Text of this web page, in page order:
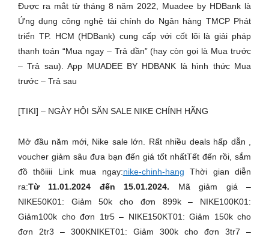
Được ra mắt từ tháng 8 năm 2022, Muadee by HDBank là
Ứng dụng công nghệ tài chính do Ngân hàng TMCP Phát
triển TP. HCM (HDBank) cung cấp với cốt lõi là giải pháp
thanh toán “Mua ngay – Trả dần” (hay còn gọi là Mua trước
– Trả sau). App MUADEE BY HDBANK là hình thức Mua
trước – Trả sau
[TIKI] – NGÀY HỘI SĂN SALE NIKE CHÍNH HÃNG
Mở đầu năm mới, Nike sale lớn. Rất nhiều deals hấp dẫn ,
voucher giảm sâu đưa bạn đến giá tốt nhấtTết đến rồi, sắm
đồ thôiiii Link mua ngay:nike-chinh-hang Thời gian diễn
ra:Từ 11.01.2024 đến 15.01.2024. Mã giảm giá –
NIKE50K01: Giảm 50k cho đơn 899k – NIKE100K01:
Giảm100k cho đơn 1tr5 – NIKE150KT01: Giảm 150k cho
đơn 2tr3 – 300KNIKET01: Giảm 300k cho đơn 3tr7 –